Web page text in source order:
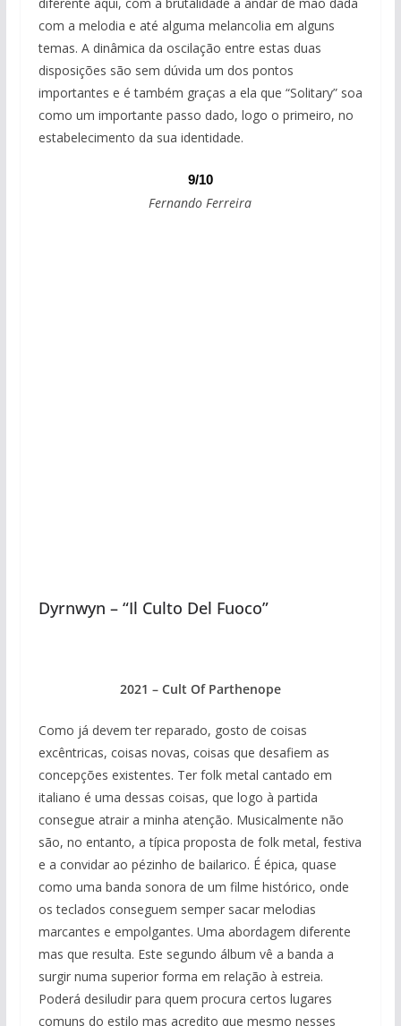
com a melodia e até alguma melancolia em alguns
temas. A dinâmica da oscilação entre estas duas
disposições são sem dúvida um dos pontos
importantes e é também graças a ela que “Solitary” soa
como um importante passo dado, logo o primeiro, no
estabelecimento da sua identidade.
9/10
Fernando Ferreira
Dyrnwyn – “Il Culto Del Fuoco”
2021 – Cult Of Parthenope
Como já devem ter reparado, gosto de coisas
excêntricas, coisas novas, coisas que desafiem as
concepções existentes. Ter folk metal cantado em
italiano é uma dessas coisas, que logo à partida
consegue atrair a minha atenção. Musicalmente não
são, no entanto, a típica proposta de folk metal, festiva
e a convidar ao pézinho de bailarico. É épica, quase
como uma banda sonora de um filme histórico, onde
os teclados conseguem semper sacar melodias
marcantes e empolgantes. Uma abordagem diferente
mas que resulta. Este segundo álbum vê a banda a
surgir numa superior forma em relação à estreia.
Poderá desiludir para quem procura certos lugares
comuns do estilo mas acredito que mesmo nesses